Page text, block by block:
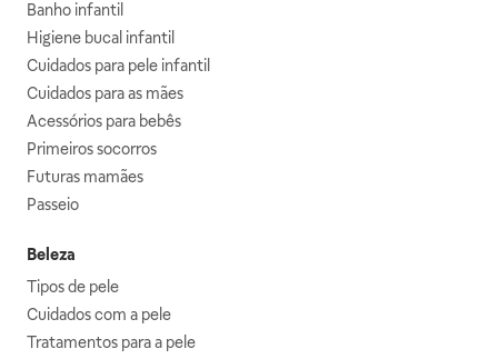
Banho infantil
Higiene bucal infantil
Cuidados para pele infantil
Cuidados para as mães
Acessórios para bebês
Primeiros socorros
Futuras mamães
Passeio
Beleza
Tipos de pele
Cuidados com a pele
Tratamentos para a pele